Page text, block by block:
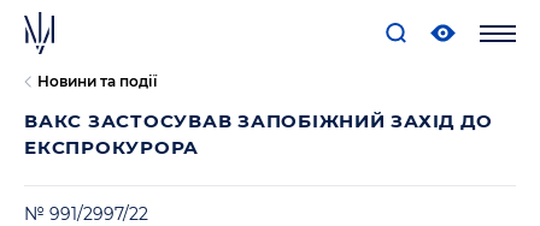
Новини та події
ВАКС ЗАСТОСУВАВ ЗАПОБІЖНИЙ ЗАХІД ДО
ЕКСПРОКУРОРА
№ 991/2997/22